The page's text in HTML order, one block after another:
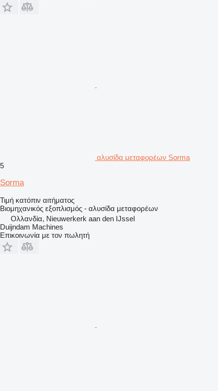
αλυσίδα μεταφορέων Sorma
5
Sorma
Τιμή κατόπιν αιτήματος
Βιομηχανικός εξοπλισμός - αλυσίδα μεταφορέων
Ολλανδία, Nieuwerkerk aan den IJssel
Duijndam Machines
Επικοινωνία με τον πωλητή